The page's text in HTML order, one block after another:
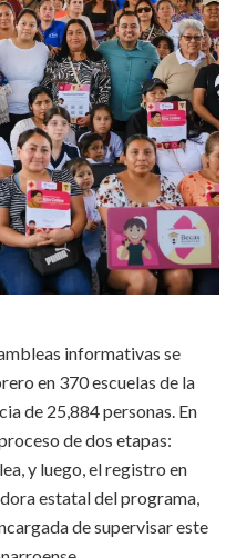
informativas se
en 370 escuelas de la
de 25,884 personas. En
de dos etapas:
y luego, el registro en
estatal del programa,
de supervisar este